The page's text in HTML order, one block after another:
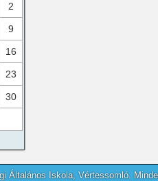
2
9
16
23
30
Általános Iskola, Vértessomló.